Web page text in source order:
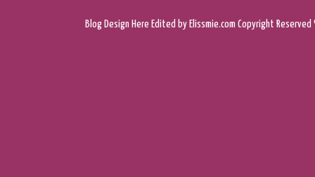
Blog Design Here Edited by Elissmie.com Copyright Reserved